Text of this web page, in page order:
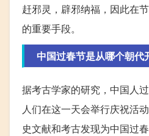
赶邪灵，辟邪纳福，因此在
的重要手段。
中国过春节是从哪个朝代
据考古学家的研究，中国人
人们在这一天会举行庆祝活
史文献和考古发现为中国过